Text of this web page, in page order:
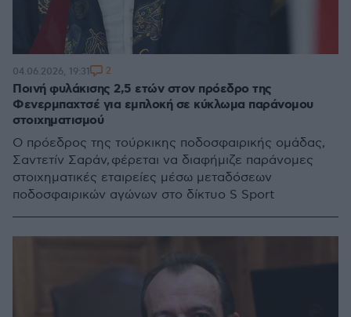
Ποινή φυλάκισης 2,5 ετών στον πρόεδρο της
Φενερμπαχτσέ για εμπλοκή σε κύκλωμα παράνομου
στοιχηματισμού
Ο πρόεδρος της τούρκικης ποδοσφαιρικής ομάδας,
Σαντετίν Σαράν, φέρεται να διαφήμιζε παράνομες
στοιχηματικές εταιρείες μέσω μεταδόσεων
ποδοσφαιρικών αγώνων στο δίκτυο S Sport
04.06.2026, 19:31 2